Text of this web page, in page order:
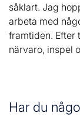
såklart. Jag
arbeta med
framtiden. Efter
närvaro, inspel
Har du